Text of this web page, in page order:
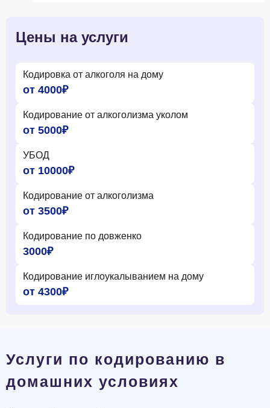
Цены на услуги
Кодировка от алкоголя на дому
от 4000₽
Кодирование от алкоголизма уколом
от 5000₽
УБОД
от 10000₽
Кодирование от алкоголизма
от 3500₽
Кодирование по довженко
3000₽
Кодирование иглоукалыванием на дому
от 4300₽
Услуги по кодированию в
домашних условиях